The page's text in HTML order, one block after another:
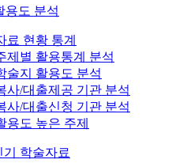
용도 분석
료 현황 통계
제별 활용통계 분석
술지 활용도 분석
사/대출제공 기관 분석
사/대출신청 기관 분석
용도 높은 주제
기 학술자료